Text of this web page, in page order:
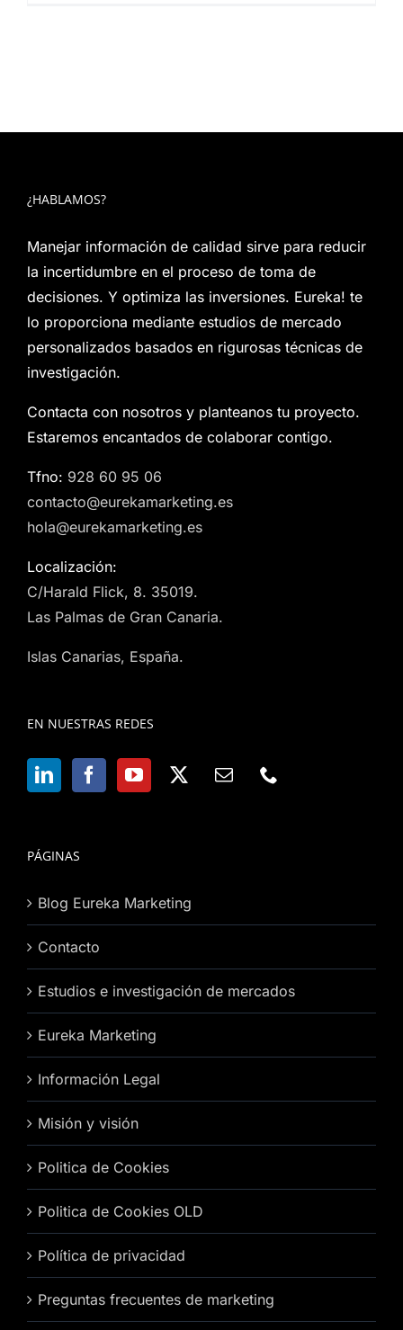
¿HABLAMOS?
Manejar información de calidad sirve para reducir
la incertidumbre en el proceso de toma de
decisiones. Y optimiza las inversiones. Eureka! te
lo proporciona mediante estudios de mercado
personalizados basados en rigurosas técnicas de
investigación.
Contacta con nosotros y planteanos tu proyecto.
Estaremos encantados de colaborar contigo.
Tfno: 928 60 95 06
contacto@eurekamarketing.es
hola@eurekamarketing.es
Localización:
C/Harald Flick, 8. 35019.
Las Palmas de Gran Canaria.
Islas Canarias, España.
EN NUESTRAS REDES
PÁGINAS
Blog Eureka Marketing
Contacto
Estudios e investigación de mercados
Eureka Marketing
Información Legal
Misión y visión
Politica de Cookies
Politica de Cookies OLD
Política de privacidad
Preguntas frecuentes de marketing